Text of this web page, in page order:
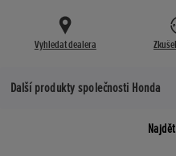
Vyhledat dealera
Další produkty společnosti Honda